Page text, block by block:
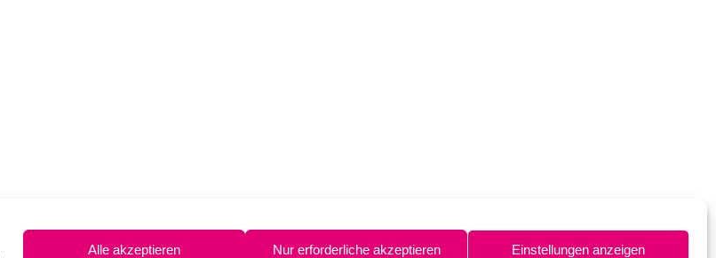
Alle akzeptieren Nur erforderliche akzeptieren Einstellungen anzeigen